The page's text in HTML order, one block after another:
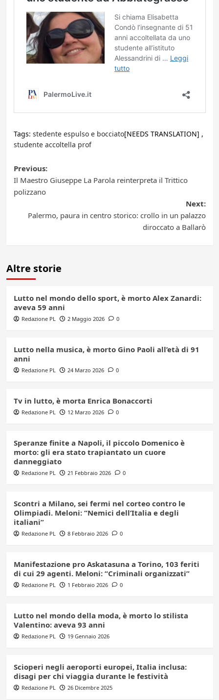
Tags: stedente espulso e bocciato[NEEDS TRANSLATION] ,
studente accoltella prof
Post
navigation
Previous:
Il Maestro Giuseppe La Parola reinterpreta il Trittico
polizzano
Next:
Palermo, paura in centro storico: crollo in un palazzo
diroccato a Ballarò
Altre storie
Lutto nel mondo dello sport, è morto Alex Zanardi:
aveva 59 anni
Redazione PL 2 Maggio 2026 0
Lutto nella musica, è morto Gino Paoli all’età di 91
anni
Redazione PL 24 Marzo 2026 0
Tv in lutto, è morta Enrica Bonaccorti
Redazione PL 12 Marzo 2026 0
Speranze finite a Napoli, il piccolo Domenico è
morto: gli era stato trapiantato un cuore
danneggiato
Redazione PL 21 Febbraio 2026 0
Scontri a Milano, sei fermi nel corteo contro le
Olimpiadi. Meloni: “Nemici dell’Italia e degli
italiani”
Redazione PL 8 Febbraio 2026 0
Manifestazione pro Askatasuna a Torino, 103 feriti
di cui 29 agenti. Meloni: “Criminali organizzati”
Redazione PL 1 Febbraio 2026 0
Lutto nel mondo della moda, è morto lo stilista
Valentino: aveva 93 anni
Redazione PL 19 Gennaio 2026
Scioperi negli aeroporti europei, Italia inclusa:
disagi per chi viaggia durante le festività
Redazione PL 26 Dicembre 2025